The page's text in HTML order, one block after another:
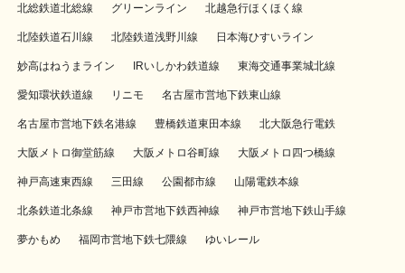
北総鉄道北総線 グリーンライン 北越急行ほくほく線
北陸鉄道石川線 北陸鉄道浅野川線 日本海ひすいライン
妙高はねうまライン IRいしかわ鉄道線 東海交通事業城北線
愛知環状鉄道線 リニモ 名古屋市営地下鉄東山線
名古屋市営地下鉄名港線 豊橋鉄道東田本線 北大阪急行電鉄
大阪メトロ御堂筋線 大阪メトロ谷町線 大阪メトロ四つ橋線
神戸高速東西線 三田線 公園都市線 山陽電鉄本線
北条鉄道北条線 神戸市営地下鉄西神線 神戸市営地下鉄山手線
夢かもめ 福岡市営地下鉄七隈線 ゆいレール